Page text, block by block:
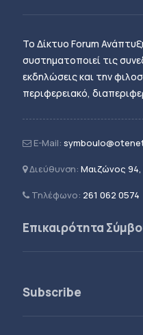
Το Δίκτυο Forum
συστηματοποιεί τις
εκδηλώσεις και την
περιφερειακό,
E-Mail:
Διεύθυνση: Μαιζώνος
Τηλέφωνο: 261 062 0574
Επικαιρότητα
Subscribe